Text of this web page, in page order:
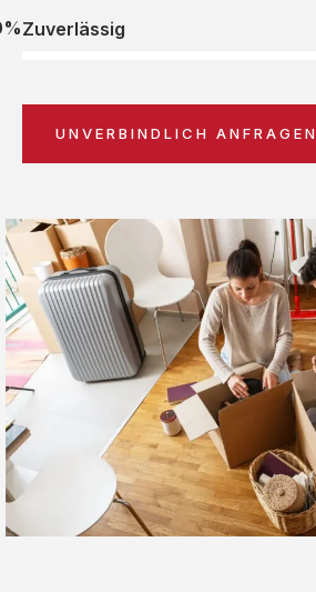
Zuverlässig
UNVERBINDLICH ANFRAGEN